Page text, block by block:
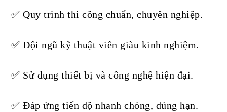
✅ Quy trình thi công chuẩn, chuyên nghiệp.
✅ Đội ngũ kỹ thuật viên giàu kinh nghiệm.
✅ Sử dụng thiết bị và công nghệ hiện đại.
✅ Đáp ứng tiến độ nhanh chóng, đúng hạn.